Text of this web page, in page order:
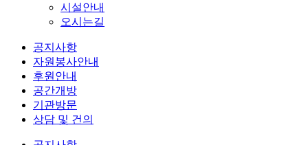
시설안내
오시는길
공지사항
자원봉사안내
후원안내
공간개방
기관방문
상담 및 건의